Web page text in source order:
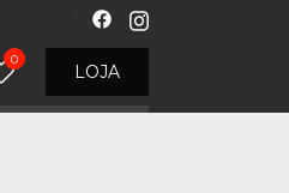
0
LOJA